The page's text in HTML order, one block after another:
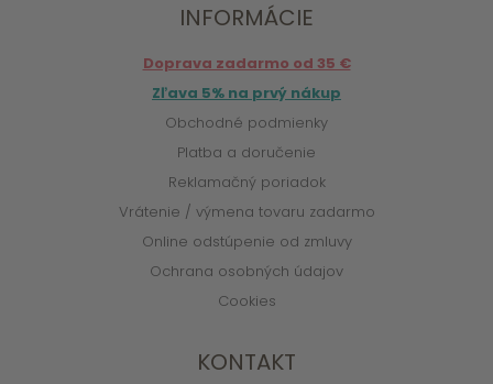
INFORMÁCIE
Doprava zadarmo od 35 €
Zľava 5% na prvý nákup
Obchodné podmienky
Platba a doručenie
Reklamačný poriadok
Vrátenie / výmena tovaru zadarmo
Online odstúpenie od zmluvy
Ochrana osobných údajov
Cookies
KONTAKT